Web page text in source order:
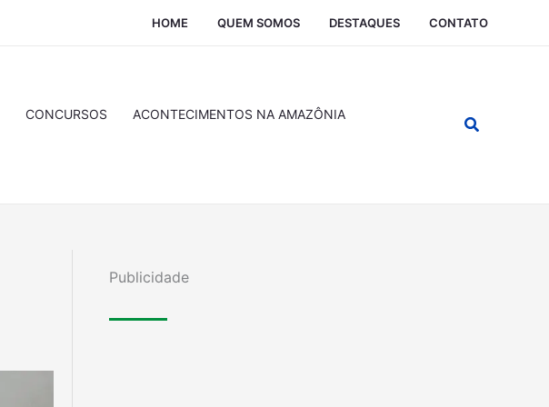
HOME QUEM SOMOS DESTAQUES CONTATO
CONCURSOS
ACONTECIMENTOS NA AMAZÔNIA
Pesquisar
Publicidade